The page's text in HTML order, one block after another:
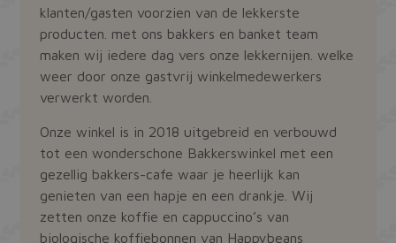
klanten/gasten voorzien van de lekkerste
producten. met ons bakkers en banket team
maken wij iedere dag vers onze lekkernijen. welke
weer door onze gastvrij winkelmedewerkers
verwerkt worden.
Onze winkel is in 2018 uitgebreid en verbouwd
tot een wonderschone Bakkerswinkel met een
gezellig bakkers-cafe waar je heerlijk kan
genieten van een hapje en een drankje. Wij
zetten onze koffie en cappuccino’s van
biologische koffiebonnen van Happybeans